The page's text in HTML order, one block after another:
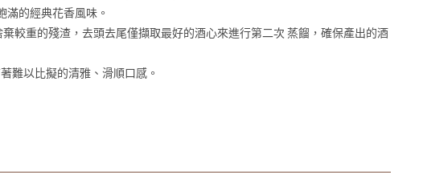
的經典花香風味。
較重的殘渣，去頭去尾僅擷取最好的酒心來進行第二次 蒸餾，確保產出的酒
難以比擬的清雅、滑順口感。